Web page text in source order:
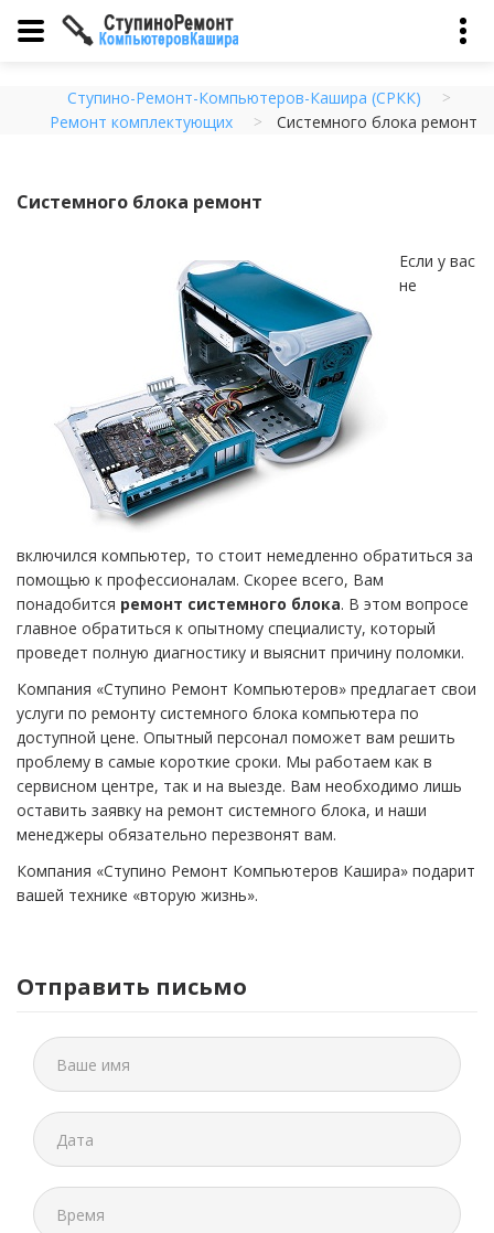
Ступино-Ремонт-Компьютеров-Кашира (СРКК)
Ремонт комплектующих
Системного блока ремонт
Системного блока ремонт
Если у вас
не
включился компьютер, то стоит немедленно обратиться за
помощью к профессионалам. Скорее всего, Вам
понадобится ремонт системного блока. В этом вопросе
главное обратиться к опытному специалисту, который
проведет полную диагностику и выяснит причину поломки.
Компания «Ступино Ремонт Компьютеров» предлагает свои
услуги по ремонту системного блока компьютера по
доступной цене. Опытный персонал поможет вам решить
проблему в самые короткие сроки. Мы работаем как в
сервисном центре, так и на выезде. Вам необходимо лишь
оставить заявку на ремонт системного блока, и наши
менеджеры обязательно перезвонят вам.
Компания «Ступино Ремонт Компьютеров Кашира» подарит
вашей технике «вторую жизнь».
Отправить письмо